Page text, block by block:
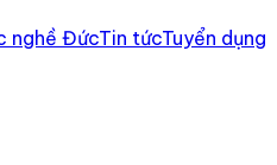
nghề ĐứcTin tứcTuyển dụng